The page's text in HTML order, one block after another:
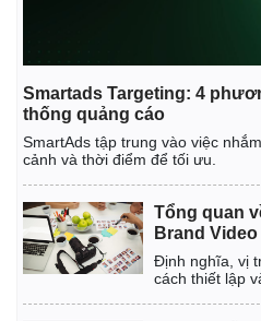
Smartads Targeting: 4
thống quảng cáo
SmartAds tập trung vào việc
cảnh và thời điểm để tối ưu.
Tổng quan
Brand
Định nghĩa, vị
cách thiết lập